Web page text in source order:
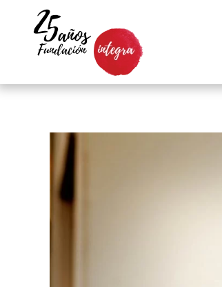
Skip to main content